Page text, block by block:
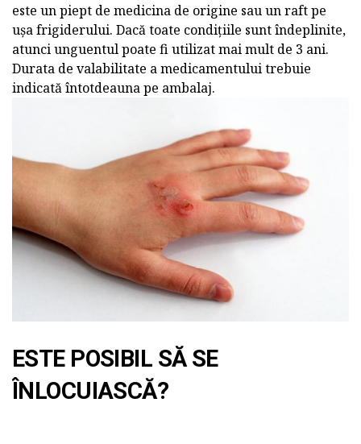
este un piept de medicina de origine sau un raft pe
ușa frigiderului. Dacă toate condițiile sunt îndeplinite,
atunci unguentul poate fi utilizat mai mult de 3 ani.
Durata de valabilitate a medicamentului trebuie
indicată întotdeauna pe ambalaj.
ESTE POSIBIL SĂ SE
ÎNLOCUIASCĂ?